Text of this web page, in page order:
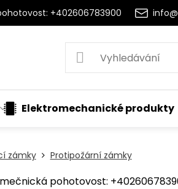
+402606783900
Elektromechanické produkty
zámky Protipožární zámky
pohotovost: